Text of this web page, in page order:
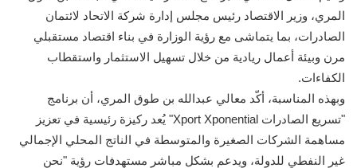
المري، وزير الاقتصاد رئيس مجلس إدارة شركة الاتحاد لائتمان
الصادرات، بما يتماشى مع رؤية الوزارة في بناء اقتصاد مستقبلي
مرن وبيئة أعمال ريادية من خلال تسهيل الاستثمار واستقطاب
الكفاءات.
وبهذه المناسبة، أكّد معالي عبدالله بن طوق المري، أن برنامج
"تسريع الصادرات Xport Xponential" يُعد ركيزة رئيسية في تعزيز
مساهمة الشركات الصغيرة والمتوسطة في الناتج المحلي الإجمالي
غير النفطي للدولة، ويدعم بشكل مباشر مستهدفات رؤية "نحن